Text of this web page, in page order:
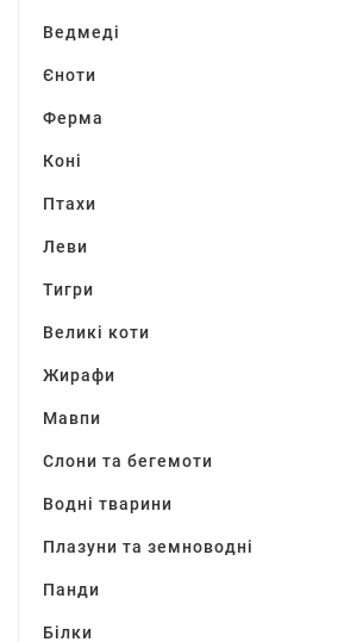
Ведмеді
Єноти
Ферма
Коні
Птахи
Леви
Тигри
Великі коти
Жирафи
Мавпи
Слони та бегемоти
Водні тварини
Плазуни та земноводні
Панди
Білки